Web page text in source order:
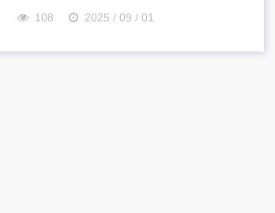
108 2025 / 09 / 01